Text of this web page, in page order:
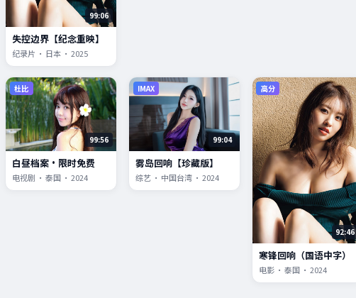
99:06
失控边界【纪念重映】
纪录片 · 日本 · 2025
杜比
99:56
白昼档案·限时免费
电视剧 · 泰国 · 2024
IMAX
99:04
雾岛回响【珍藏版】
综艺 · 中国台湾 · 2024
高分
92:46
寒锋回响（国语中字）
电影 · 泰国 · 2024